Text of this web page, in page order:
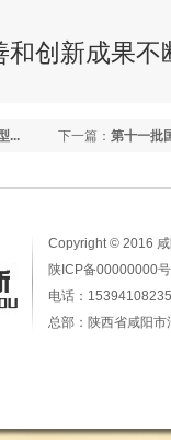
创新成果不
下一篇： 第十一批
...
Copyright © 2016
陕ICP备00000000号
电话：
总部：陕西省咸阳